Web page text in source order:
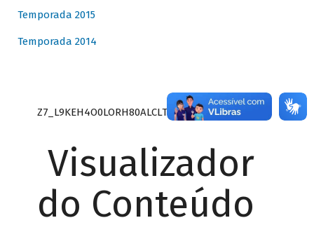
Temporada 2015
Temporada 2014
Z7_L9KEH4O0LORH80ALCLTPF80S27
Visualizador
do Conteúdo